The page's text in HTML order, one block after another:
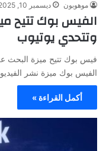
موهوبون ديسمبر 10, 2025
الفيس بوك تتيح
وتتحدي يوتيوب
فيس بوك تتيح ميزة البحث
الفيس بوك ميزة نشر
أكمل القراءة »